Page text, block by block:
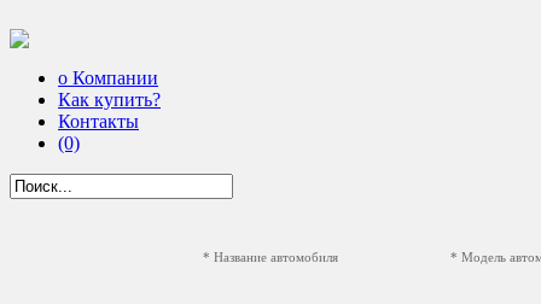
о Компании
Как купить?
Контакты
(0)
* Название автомобиля * Модель